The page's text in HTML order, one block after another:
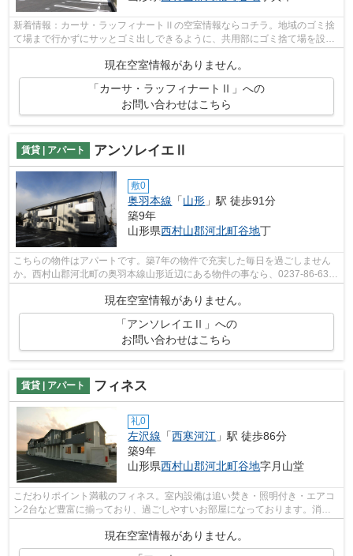
新着情報：カーサ・ラッフィナートⅡの空室情報ならコチラ。地域のゴミ捨
て場まで行かずにサッとゴミ出しできるように、共用部にゴミ捨て場を設置
現在空室情報がありません。
「カーサ・ラッフィナートⅡ」への
お問い合わせはこちら
賃貸 | アパート アンソレイエⅡ
敷0
奥羽本線 「山形 」駅 徒歩91分
築9年
山形県西村山郡河北町谷地丁
こちらの物件はアパートです。築7年の物件で充実した毎日を過ごしません
か。西村山郡河北町の奥羽本線山形近辺にある物件の事なら、0237-86-6396
現在空室情報がありません。
「アンソレイエⅡ」への
お問い合わせはこちら
賃貸 | アパート フィネス
礼0
左沢線 「西寒河江 」駅 徒歩86分
築9年
山形県西村山郡河北町谷地字月山堂
こだわりポイント満載のフィネス。室内設備は追い焚き・照明付き・エアコ
ン2台など豊富に揃っており、過ごしやすいお部屋になっております。消雪
付き駐車場でinfo@sumai-room.comより...
現在空室情報がありません。